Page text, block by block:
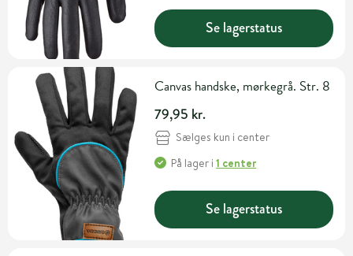
Se lagerstatus
Canvas handske, mørkegrå. Str. 8
79,95 kr.
Sælges kun i center
På lager i1 center
Se lagerstatus